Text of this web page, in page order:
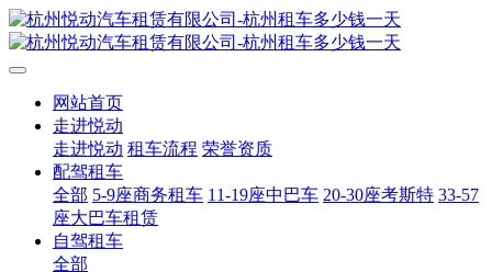
网站首页
走进悦动
走进悦动 租车流程 荣誉资质
配驾租车
全部 5-9座商务租车 11-19座中巴车 20-30座考斯特 33-57
座大巴车租赁
自驾租车
全部